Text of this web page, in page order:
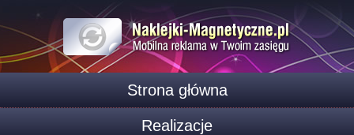
Strona główna
Realizacje